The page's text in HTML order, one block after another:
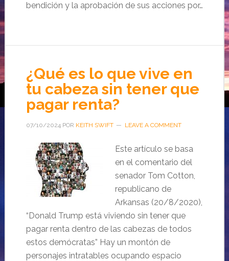
bendición y la aprobación de sus acciones por…
¿Qué es lo que vive en
tu cabeza sin tener que
pagar renta?
07/10/2024POR KEITH SWIFT LEAVE A COMMENT
Este artículo se basa
en el comentario del
senador Tom Cotton,
republicano de
Arkansas (20/8/2020),
“Donald Trump está viviendo sin tener que
pagar renta dentro de las cabezas de todos
estos demócratas” Hay un montón de
personajes intratables ocupando espacio